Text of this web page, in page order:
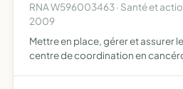
RNA W596003463 · Santé et
2009
Mettre en place, gérer et assurer
centre de coordination en